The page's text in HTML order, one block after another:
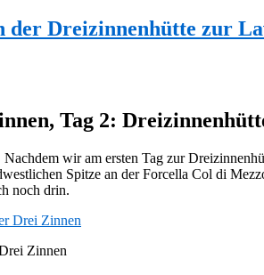
der Dreizinnenhütte zur
Tag 2:
wir am ersten Tag zur
Spitze an der Forcella Col di
noch drin.
Zinnen